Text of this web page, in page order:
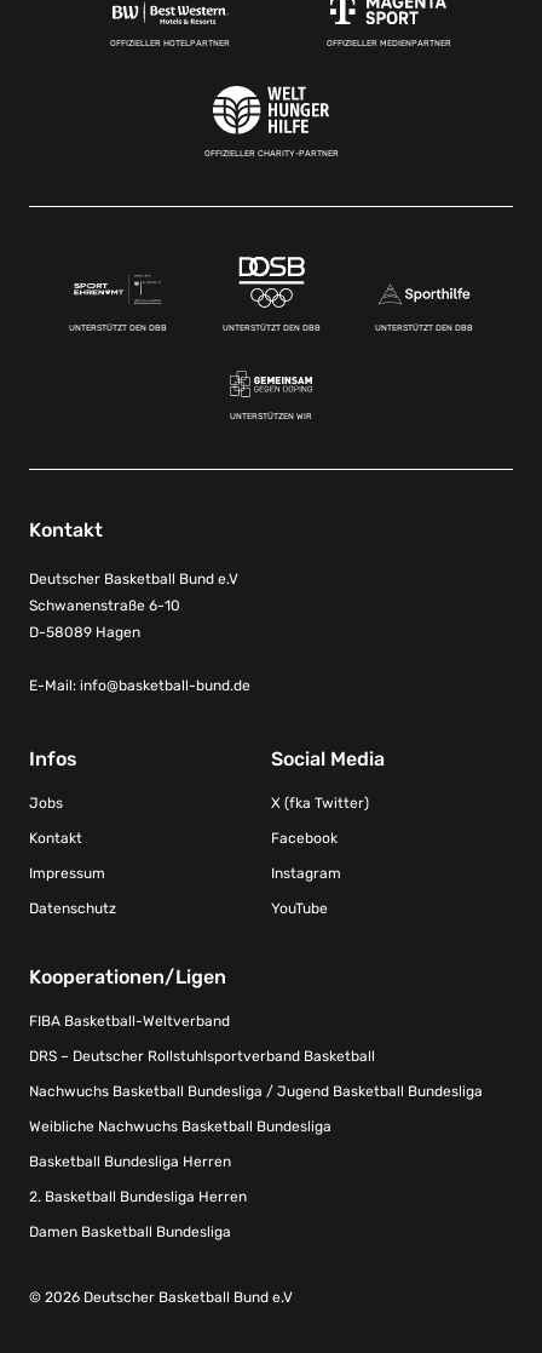
OFFIZIELLER HOTELPARTNER OFFIZIELLER MEDIENPARTNER
OFFIZIELLER CHARITY-PARTNER
UNTERSTÜTZT DEN DBB UNTERSTÜTZT DEN DBB UNTERSTÜTZT DEN DBB
UNTERSTÜTZEN WIR
Kontakt
Deutscher Basketball Bund e.V
Schwanenstraße 6-10
D-58089 Hagen
E-Mail: info@basketball-bund.de
Infos
Jobs
Kontakt
Impressum
Datenschutz
Social Media
X (fka Twitter)
Facebook
Instagram
YouTube
Kooperationen/Ligen
FIBA Basketball-Weltverband
DRS – Deutscher Rollstuhlsportverband Basketball
Nachwuchs Basketball Bundesliga / Jugend Basketball Bundesliga
Weibliche Nachwuchs Basketball Bundesliga
Basketball Bundesliga Herren
2. Basketball Bundesliga Herren
Damen Basketball Bundesliga
© 2026 Deutscher Basketball Bund e.V